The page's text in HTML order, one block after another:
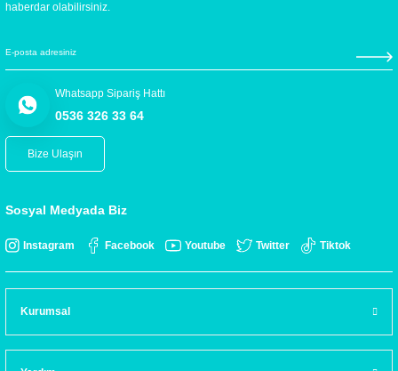
haberdar olabilirsiniz.
Whatsapp Sipariş Hattı
0536 326 33 64
Bize Ulaşın
Sosyal Medyada Biz
Instagram Facebook Youtube Twitter Tiktok
Kurumsal